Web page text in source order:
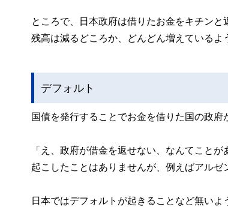
ところで、日本政府は借りたお金をキチン
残高は減るどころか、どんどん増えているよ
デフォルト
国債を発行することでお金を借りた国の政
「え、政府が借金を返せない、なんてこと
起こしたことはありませんが、例えばアル
日本ではデフォルトが起きることなど無い